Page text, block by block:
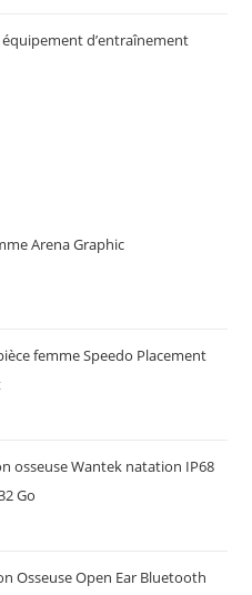
équipement d’entraînement
Arena Graphic
femme Speedo Placement
osseuse Wantek natation IP68
Go
Osseuse Open Ear Bluetooth